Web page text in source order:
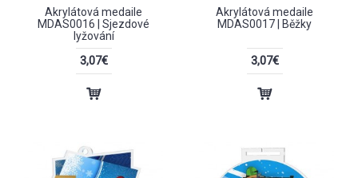
Akrylátová medaile
MDAS0016 | Sjezdové
lyžování
3,07€
Akrylátová medaile
MDAS0017 | Běžky
3,07€